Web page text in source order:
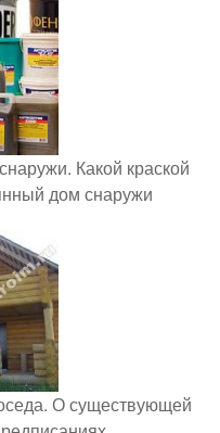
Какой краской
дом снаружи
О существующей